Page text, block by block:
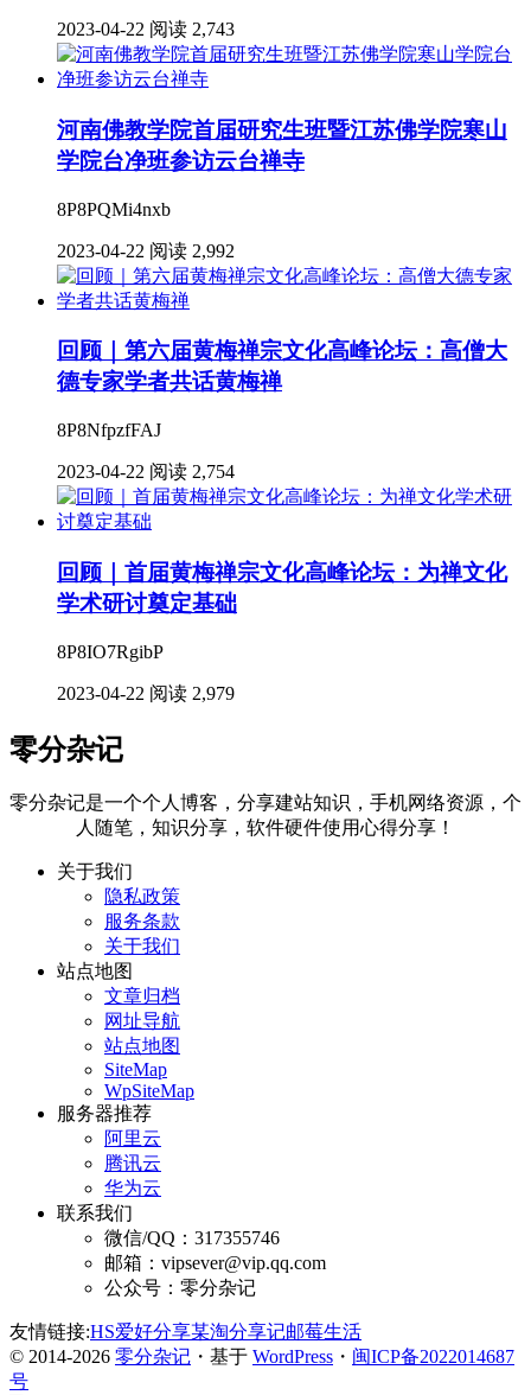
2023-04-22 阅读 2,743
河南佛教学院首届研究生班暨江苏佛学院寒山
学院台净班参访云台禅寺
8P8PQMi4nxb
2023-04-22 阅读 2,992
回顾｜第六届黄梅禅宗文化高峰论坛：高僧大
德专家学者共话黄梅禅
8P8NfpzfFAJ
2023-04-22 阅读 2,754
回顾｜首届黄梅禅宗文化高峰论坛：为禅文化
学术研讨奠定基础
8P8IO7RgibP
2023-04-22 阅读 2,979
零分杂记
零分杂记是一个个人博客，分享建站知识，手机网络资源，个
人随笔，知识分享，软件硬件使用心得分享！
关于我们
隐私政策
服务条款
关于我们
站点地图
文章归档
网址导航
站点地图
SiteMap
WpSiteMap
服务器推荐
阿里云
腾讯云
华为云
联系我们
微信/QQ：317355746
邮箱：vipsever@vip.qq.com
公众号：零分杂记
友情链接:HS爱好分享某淘分享记邮莓生活
© 2014-2026 零分杂记 ・基于 WordPress ・ 闽ICP备2022014687
号